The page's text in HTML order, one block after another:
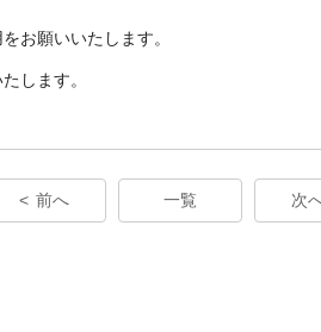
お願いいたします。
します。
前へ 一覧 次